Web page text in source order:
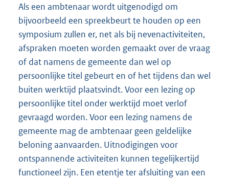
Als een ambtenaar wordt uitgenodigd om
bijvoorbeeld een spreekbeurt te houden op een
symposium zullen er, net als bij nevenactiviteiten,
afspraken moeten worden gemaakt over de vraag
of dat namens de gemeente dan wel op
persoonlijke titel gebeurt en of het tijdens dan wel
buiten werktijd plaatsvindt. Voor een lezing op
persoonlijke titel onder werktijd moet verlof
gevraagd worden. Voor een lezing namens de
gemeente mag de ambtenaar geen geldelijke
beloning aanvaarden. Uitnodigingen voor
ontspannende activiteiten kunnen tegelijkertijd
functioneel zijn. Een etentje ter afsluiting van een